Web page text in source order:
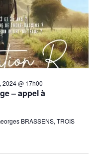
– appel à
2024 @ 17h00
BRASSENS, TROIS